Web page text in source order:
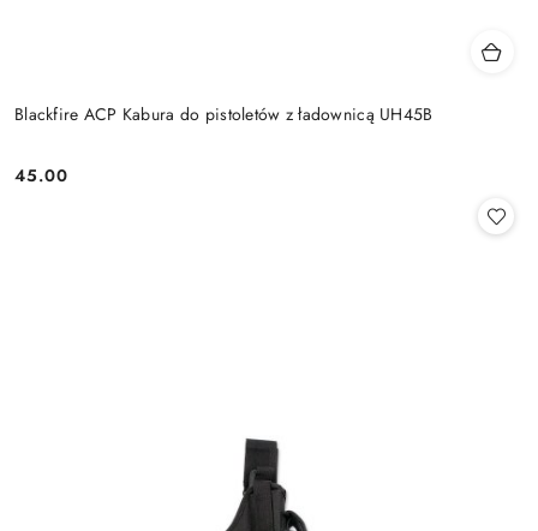
Blackfire ACP Kabura do pistoletów z ładownicą UH45B
Cena:
45.00